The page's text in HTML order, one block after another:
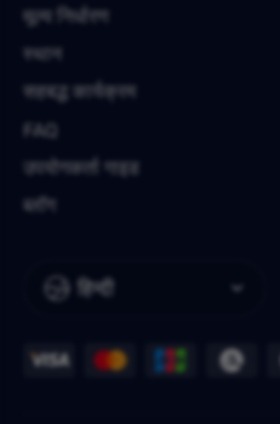
हिन्दी
मूल्य निर्धारण
स्थान
सहबद्ध कार्यक्रम
FAQ
उपयोगकर्ता गाइड
ब्लॉग